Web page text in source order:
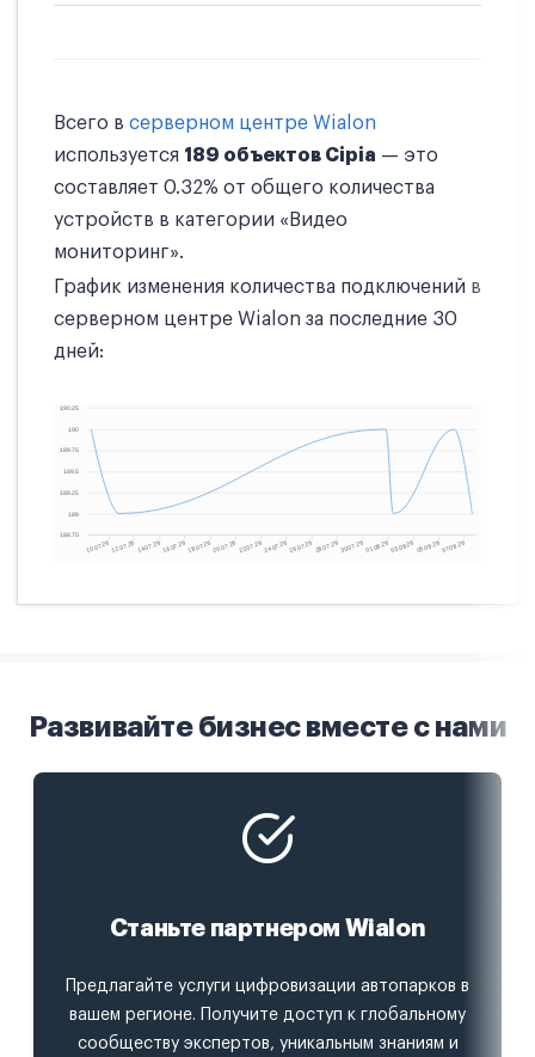
Всего в серверном центре Wialon
используется 189 объектов Cipia — это
составляет 0.32% от общего количества
устройств в категории «Видео
мониторинг».
График изменения количества подключений в
серверном центре Wialon за последние 30
дней:
Развивайте бизнес вместе с нами
Станьте партнером Wialon
Предлагайте услуги цифровизации автопарков в
вашем регионе. Получите доступ к глобальному
сообществу экспертов, уникальным знаниям и